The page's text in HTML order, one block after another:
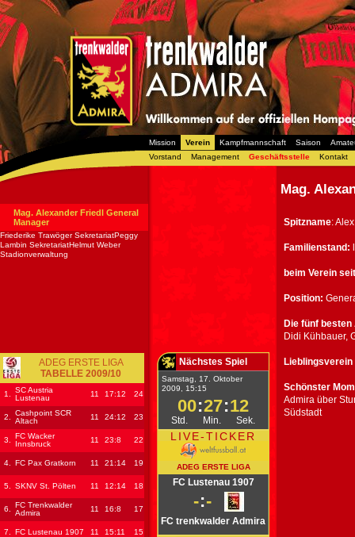
Mission Verein Kampfmannschaft Saison
Vorstand
Management Geschäftsstelle Kontakt
Mag.
Spitzname: Alex
Familienstand:
beim Verein
Position:
Die fünf
Didi Kühbauer,
Schönster
Admira über
Südstadt
Mag. Alexander Friedl General
Manager
Friederike Trawöger SekretariatPeggy
Lambin SekretariatHelmut Weber
Stadionverwaltung
ADEG ERSTE LIGA
TABELLE 2009/10
1.
SC Austria
Lustenau
11 17:12 24
2.
Cashpoint SCR
Altach
11 24:12 23
3.
FC Wacker
Innsbruck
11 23:8 22
4. FC Pax Gratkorn 11 21:14 19
5. SKNV St. Pölten 11 12:14 18
6.
FC Trenkwalder
Admira
11 16:8 17
7. FC Lustenau 1907 11 15:11 15
Nächstes Spiel
Samstag, 17. Oktober
2009, 15:15
00:27:12
Std. Min. Sek.
LIVE-TICKER
ADEG ERSTE LIGA
FC Lustenau 1907
-:-
FC trenkwalder Admira